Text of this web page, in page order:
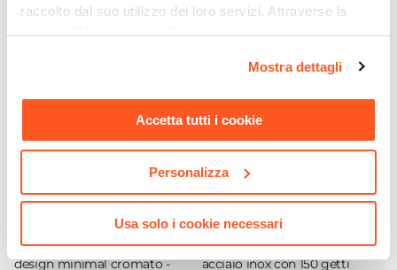
raccolto dal suo utilizzo dei loro servizi. Attraverso la
sezione "Mostra dettagli" è possibile gestire le proprie
momento. Per maggiori informazioni si invita a leggere la
nostraCookie Policy.
Mostra dettagli
Accetta tutti i cookie
Personalizza
Usa solo i cookie necessari
Nero opaco
Resina
Appoggio
Caratteristiche Dispenser
Dispenser
CODICE:ALASKA-DARK
Pannello doccia in alluminio
nero con miscelatore
design minimal cromato -
CODICE:KANS165
Pannello doccia
idromassaggio squadrato in
acciaio inox con 150 getti